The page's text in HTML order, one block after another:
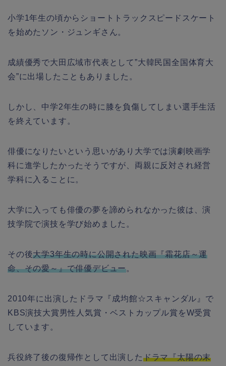
小学1年生の頃からショートトラックスピードスケート
を始めたソン・ジュンギさん。
成績優秀で大田広域市代表として”大韓民国全国体育大
会”に出場したこともありました。
しかし、中学2年生の時に膝を負傷してしまい選手生活
を終えています。
俳優になりたいという思いがあり大学では演劇映画学
科に進学したかったそうですが、両親に反対され経営
学科に入ることに。
大学に入っても俳優の夢を諦められなかった彼は、演
技学院で演技を学び始めました。
その後大学3年生の時に公開された映画『霜花店～運
命、その愛～』で俳優デビュー。
2010年に出演したドラマ『成均館☆スキャンダル』で
KBS演技大賞男性人気賞・ベストカップル賞をW受賞
しています。
兵役終了後の復帰作として出演したドラマ『太陽の末